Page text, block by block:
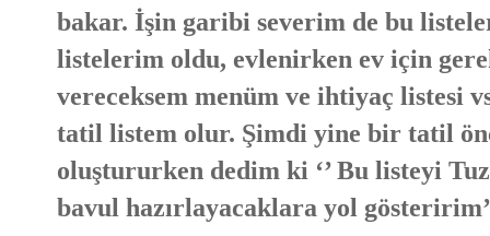
bakar. İşin garibi severim de bu
listelerim oldu, evlenirken ev için
vereceksem menüm ve ihtiyaç listesi
tatil listem olur. Şimdi yine bir tatil
oluştururken dedim ki ‘’ Bu listeyi
bavul hazırlayacaklara yol